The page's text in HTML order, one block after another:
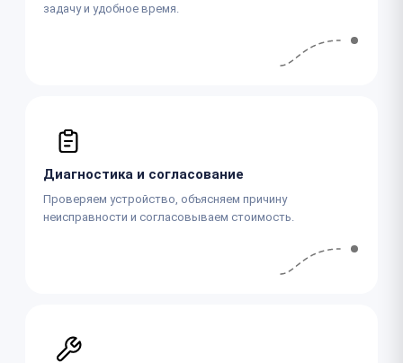
задачу и удобное время.
Диагностика и согласование
Проверяем устройство, объясняем причину
неисправности и согласовываем стоимость.